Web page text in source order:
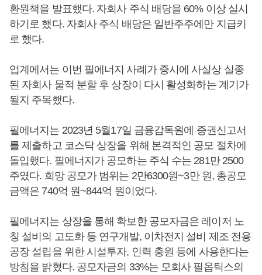
환원책을 발표했다. 자회사 주식 배당을 60% 이상 실시
하기로 했다. 자회사 주식 배당은 일반주주에만 지급키
로 했다.
업계에서는 이번 필에너지 사례가 증시에 사실상 실종
된 자회사 물적 분할 후 상장이 다시 활성화하는 계기가
될지 주목했다.
필에너지는 2023년 5월17일 금융감독원에 증권신고서
를 제출하고 코스닥 상장을 위해 본격적인 공모 절차에
돌입했다. 필에너지가 공모하는 주식 수는 281만 2500
주였다. 희망 공모가 범위는 2만6300원~3만 원, 총공모
금액은 740억 원~844억 원이었다.
필에너지는 상장을 통해 확보한 공모자금은 레이저 노
칭 설비의 고도화 등 연구개발, 이차전지 설비 제조 전용
공장 설립을 위한 시설투자, 인력 충원 등에 사용한다는
방침을 밝혔다. 공모자금의 33%는 모회사 필옵틱스의